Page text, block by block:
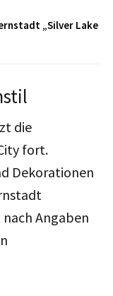
„Silver Lake
die
fort.
Dekorationen
Angaben